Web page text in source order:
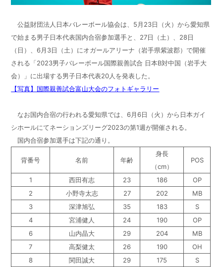
公益財団法人日本バレーボール協会は、5月23日（火）から愛知県
で始まる男子日本代表国内合宿参加選手と、27日（土）、28日
（日）、6月3日（土）にオガールアリーナ（岩手県紫波郡）で開催
される「2023男子バレーボール国際親善試合 日本B対中国（岩手大
会）」に出場する男子日本代表20人を発表した。
【写真】国際親善試合富山大会のフォトギャラリー
なお国内合宿の行われる愛知県では、6月6日（火）から日本ガイ
シホールにてネーションズリーグ2023の第1週が開催される。
国内合宿参加選手は下記の通り。
背番号 名前 年齢
身長
（cm）
POS
1 西田有志 23 186
OP
2
小野寺太志 27 202
MB
3
深津旭弘 35 183
S
4
宮浦健人 24 190
OP
6
山内晶大 29 204
MB
7
高梨健太 26 190
OH
8
関田誠大 29 175
S